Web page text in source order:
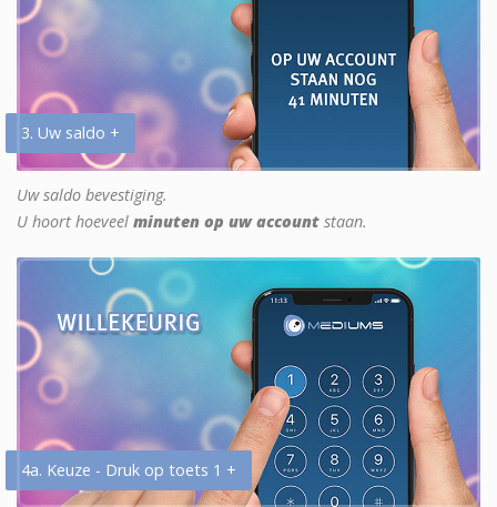
3. Uw saldo +
Uw saldo bevestiging.
U hoort hoeveel minuten op uw account staan.
4a. Keuze - Druk op toets 1 +